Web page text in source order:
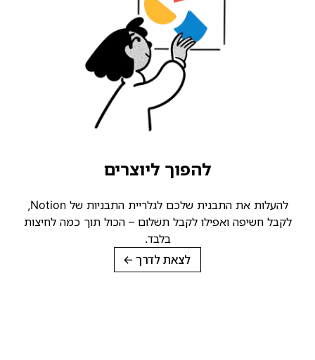
להפוך ליוצרים
להעלות את התבנית שלכם לגלריית התבניות של Notion,
לקבל חשיפה ואפילו לקבל תשלום – הכול תוך כמה לחיצות
בלבד.
לצאת לדרך→